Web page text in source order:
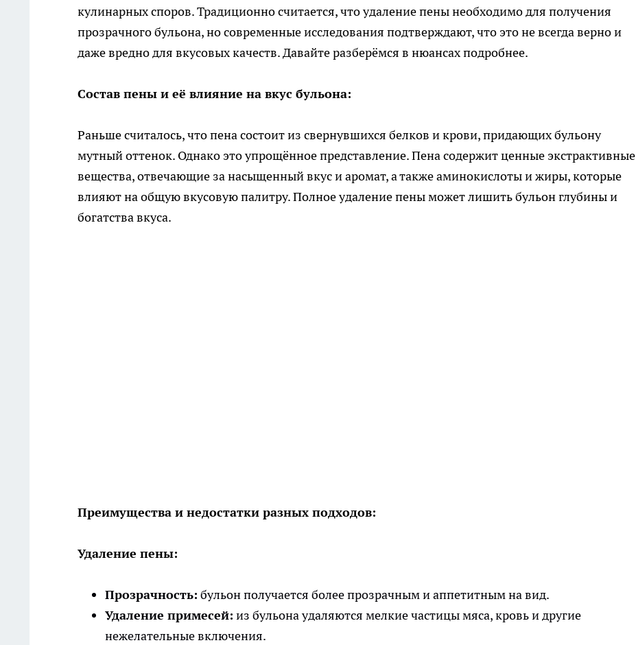
кулинарных споров. Традиционно считается, что удаление пены необходимо для получения
прозрачного бульона, но современные исследования подтверждают, что это не всегда верно и
даже вредно для вкусовых качеств. Давайте разберёмся в нюансах подробнее.
Состав пены и её влияние на вкус бульона:
Раньше считалось, что пена состоит из свернувшихся белков и крови, придающих бульону
мутный оттенок. Однако это упрощённое представление. Пена содержит ценные экстрактивные
вещества, отвечающие за насыщенный вкус и аромат, а также аминокислоты и жиры, которые
влияют на общую вкусовую палитру. Полное удаление пены может лишить бульон глубины и
богатства вкуса.
Преимущества и недостатки разных подходов:
Удаление пены:
Прозрачность: бульон получается более прозрачным и аппетитным на вид.
Удаление примесей: из бульона удаляются мелкие частицы мяса, кровь и другие
нежелательные включения.